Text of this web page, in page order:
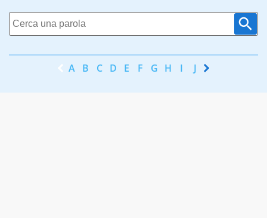
A B C D E F G H I J K